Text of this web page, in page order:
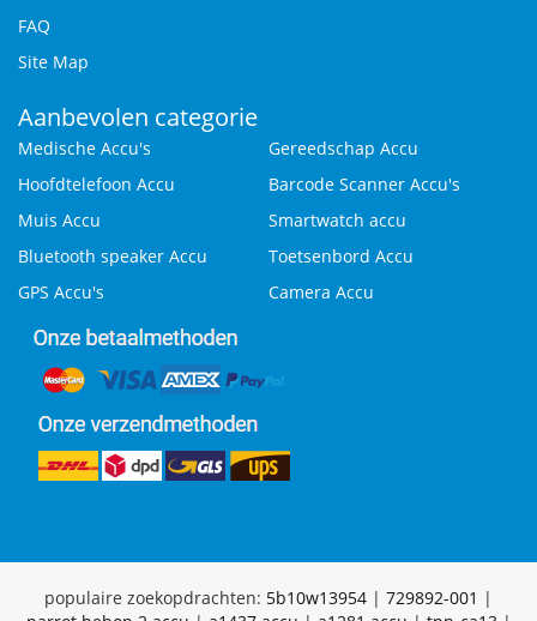
FAQ
Site Map
Aanbevolen categorie
Medische Accu's
Gereedschap Accu
Hoofdtelefoon Accu
Barcode Scanner Accu's
Muis Accu
Smartwatch accu
Bluetooth speaker Accu
Toetsenbord Accu
GPS Accu's
Camera Accu
populaire zoekopdrachten: 5b10w13954 | 729892-001 |